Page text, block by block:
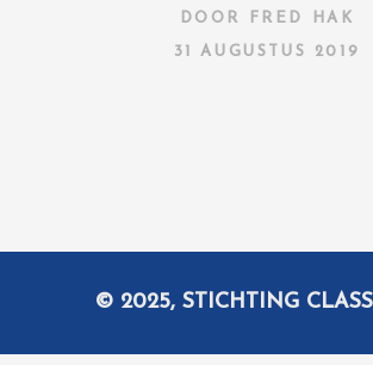
DOOR FRED HAK
31 AUGUSTUS 2019
© 2025, STICHTING